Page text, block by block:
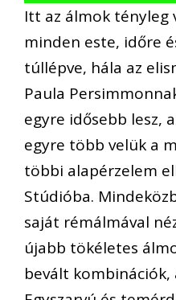
Itt az álmok tényleg
minden este, időre
túllépve, hála az
Paula
egyre idősebb lesz,
egyre több velük a
többi alapérzelem
Stúdióba.
saját rémálmával
újabb tökéletes
bevált kombinációk,